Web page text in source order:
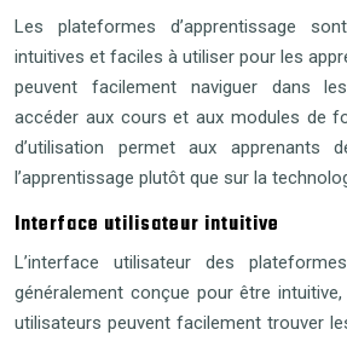
Les plateformes d’apprentissage
intuitives et faciles à utiliser pour les
peuvent facilement naviguer dans
accéder aux cours et aux modules de
d’utilisation permet aux apprenants
l’apprentissage plutôt que sur la
Interface utilisateur intuitive
L’interface utilisateur des
généralement conçue pour être
utilisateurs peuvent facilement trouver